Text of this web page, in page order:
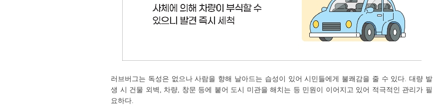
러브버그는 독성은 없으나 사람을 향해 날아드는 습성이 있어 시민들에게 불쾌감을 줄 수 있다. 대량 발
생 시 건물 외벽, 차량, 창문 등에 붙어 도시 미관을 해치는 등 민원이 이어지고 있어 적극적인 관리가 필
요하다.